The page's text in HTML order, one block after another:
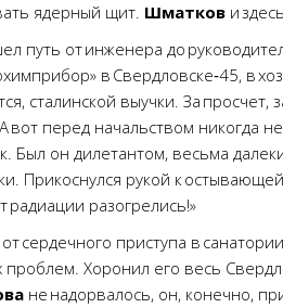
ядерный щит. Шматков и
путь от инженера до
в Свердловске‑45, в
сталинской выучки. За
вот перед начальством никогда
Был он дилетантом, весьма
Прикоснулся рукой к
радиации разогрелись!»
сердечного приступа в
Хоронил его весь
не надорвалось, он, конечно,